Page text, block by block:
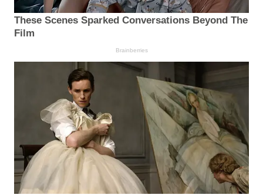
These Scenes Sparked Conversations Beyond The
Film
Brainberries